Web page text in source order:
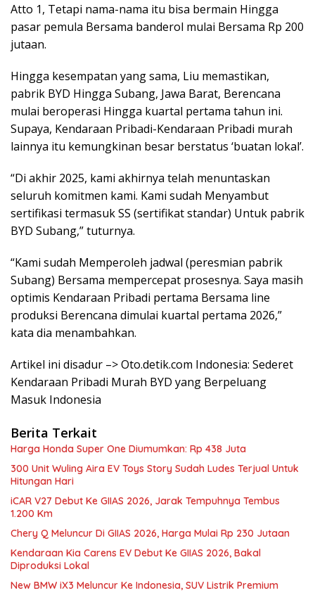
Atto 1, Tetapi nama-nama itu bisa bermain Hingga
pasar pemula Bersama banderol mulai Bersama Rp 200
jutaan.
Hingga kesempatan yang sama, Liu memastikan,
pabrik BYD Hingga Subang, Jawa Barat, Berencana
mulai beroperasi Hingga kuartal pertama tahun ini.
Supaya, Kendaraan Pribadi-Kendaraan Pribadi murah
lainnya itu kemungkinan besar berstatus ‘buatan lokal’.
“Di akhir 2025, kami akhirnya telah menuntaskan
seluruh komitmen kami. Kami sudah Menyambut
sertifikasi termasuk SS (sertifikat standar) Untuk pabrik
BYD Subang,” tuturnya.
“Kami sudah Memperoleh jadwal (peresmian pabrik
Subang) Bersama mempercepat prosesnya. Saya masih
optimis Kendaraan Pribadi pertama Bersama line
produksi Berencana dimulai kuartal pertama 2026,”
kata dia menambahkan.
Artikel ini disadur –> Oto.detik.com Indonesia: Sederet
Kendaraan Pribadi Murah BYD yang Berpeluang
Masuk Indonesia
Berita Terkait
Harga Honda Super One Diumumkan: Rp 438 Juta
300 Unit Wuling Aira EV Toys Story Sudah Ludes Terjual Untuk
Hitungan Hari
iCAR V27 Debut Ke GIIAS 2026, Jarak Tempuhnya Tembus
1.200 Km
Chery Q Meluncur Di GIIAS 2026, Harga Mulai Rp 230 Jutaan
Kendaraan Kia Carens EV Debut Ke GIIAS 2026, Bakal
Diproduksi Lokal
New BMW iX3 Meluncur Ke Indonesia, SUV Listrik Premium